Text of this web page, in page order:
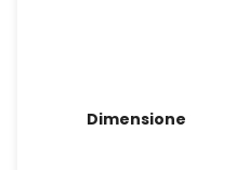
Dimensione